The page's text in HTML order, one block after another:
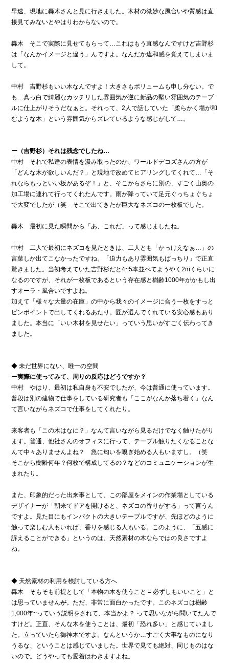
早速、現地に轟木さんと見に行きました。木材の微妙な風合いや質感は直
接見てみないとやはりわからないので。
轟木 そこで実際に見せてもらって…これはもう直感なんですけど吉野杉
は「なんかイメージと違う」んですよ。なんだか違和感を覚えてしまいま
して。
中村 吉野杉もいい木なんですよ！大きさもボリュームも申し分ない。で
も…真っ白で綺麗なカッチリした雰囲気が逆に新品の堅い雰囲気のテーブ
ルに仕上がりそうだなぁと。それって、2人で話していた「柔らかく場が和
むような木」という雰囲気からズレているような感じがして…。
ー（吉野杉）それは残念でしたね…
中村 それで私達の表情を汲み取ったのか、ワールドデコズさんの方が
「どんな木が欲しいんだ？」と現地で改めてヒアリングしてくれて…「そ
れならもっといい板があるぞ！」と、そこからさらに別の、すごく山奥の
加工場に連れて行ってくれたんです。雨が降っていて足元ぐっちょぐちょ
で大変でしたが（笑 そこで出てきたが巨大なネズコの一枚板でした。
轟木 最初に見た瞬間から「あ、これだ」って感じましたね。
中村 二人で最初にネズコを見たときは、二人とも「かっけえなぁ…」の
言葉しか出てこなかったですね。「迫力もあり雰囲気もばっちり」で正直
驚きました。当初考えていた吉野杉だと4~5本並べてようやく2mくらいに
なるのですが、それが一枚板であるという存在感と樹齢1000年がかもし出
すオーラ・風合いですよね。
加えて「様々な大量の在庫」の中から我々のイメージに合う一枚をすっと
ピンポイントで出してくれるあたり。匠が選んでくれている安心感もあり
ました。本当に「いい木材を見せたい」っていう思いがすごく伝わってき
ました。
◆ 未だ世界にない、唯一の空間
ー実際に使ってみて、周りの反応はどうですか？
中村 やはり、最初は私自身も不安でしたが、今は普通に使っています。
普段は別の建物で仕事をしている研究者も「ここがなんか落ち着く」なん
て言いながらネズコで仕事をしてくれたり。
来客者も「この木はなに？」なんて言いながら見るだけでなく触りたがり
ます。普通、他社さんのオフィスに行って、テーブル触りたくなることな
んて中々ありませんよね？ 急に匂いを嗅ぎ始める人もいますし。（笑
そこから樹齢何年？何枚で構成してるの？などのコミュニケーションが生
まれたり。
また、印象的だった出来事として、この部屋をメインの作業場としている
デザイナーが「朝来てドアを開けると、ネズコの香りがする」って言うん
ですよ。見た目にもインパクトの大きいテーブルですが、先ほどのように
触って楽しむ人もいれば、香りを感じる人もいる。このように、「五感に
訴えることができる」というのは、天然素材の木ならではの良さですよ
ね。
◆ 天然素材の利用を検討している方へ
轟木 そもそも前提として「本物の木を使うこと = 必ずしもいいこと」と
は思っていませんが。ただ、非常に面白かったです。このネズコは樹齢
1,000年~っていう説明をされて、本当かよ？ って思いながら聞いてたんで
すけど。正直、そんな木を使うことは、最初「恐れ多い」と感じていまし
た。立っていたら御神木ですよ。なんというか…すごく大事なものになり
うるな、ということは感じていました。世界で見ても絶対、同じものはな
いので。どうやっても愛着はわきますよね。